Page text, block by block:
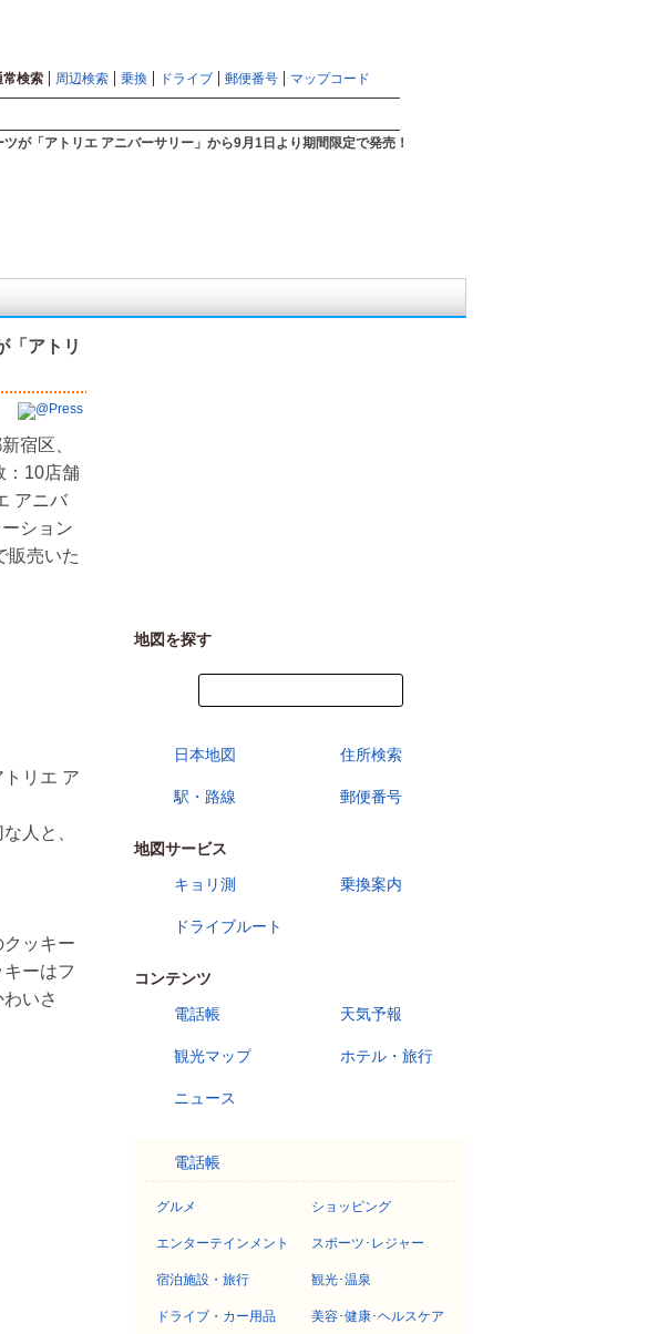
常検索 周辺検索 乗換 ドライブ 郵便番号 マップコード
が「アトリエ アニバーサリー」から9月1日より期間限定で発売！
「アトリ
宿区、
：10店舗
アニバ
ション
販売いた
リエ ア
人と、
ッキー
ーはフ
いさ
地図を探す
日本地図 住所検索
駅・路線 郵便番号
地図サービス
キョリ測
乗換案内
ドライブルート
コンテンツ
電話帳
天気予報
観光マップ ホテル・旅行
ニュース
電話帳
グルメ ショッピング
エンターテインメント スポーツ･レジャー
宿泊施設・旅行 観光･温泉
ドライブ・カー用品 美容･健康･ヘルスケア